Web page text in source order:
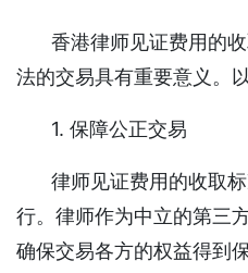
香港律师见证费用的
法的交易具有重要意义。
1. 保障公正交易
律师见证费用的收取
行。律师作为中立的第三
确保交易各方的权益得到